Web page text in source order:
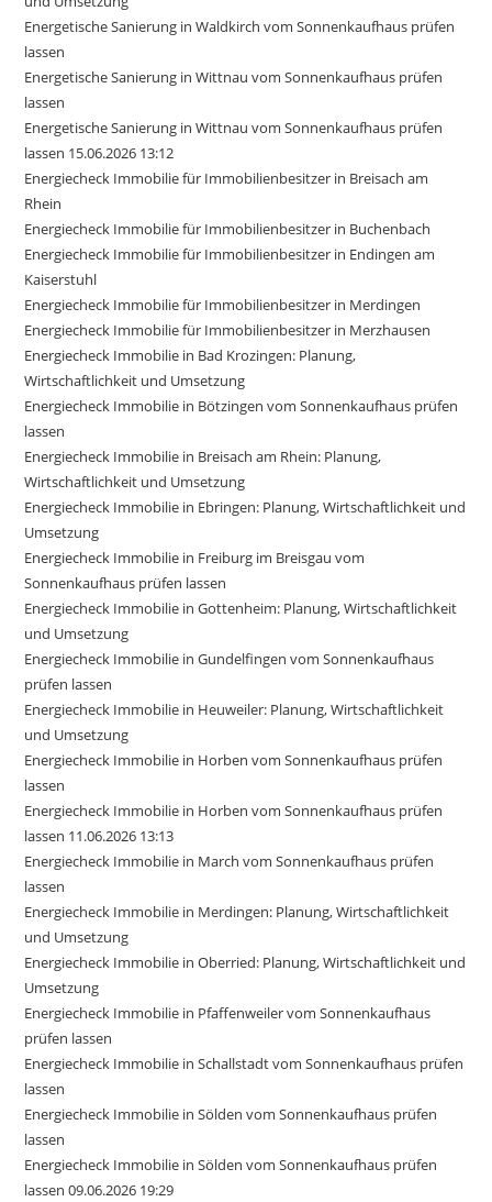
Energetische Sanierung in Waldkirch vom Sonnenkaufhaus prüfen
lassen
Energetische Sanierung in Wittnau vom Sonnenkaufhaus prüfen
lassen
Energetische Sanierung in Wittnau vom Sonnenkaufhaus prüfen
lassen 15.06.2026 13:12
Energiecheck Immobilie für Immobilienbesitzer in Breisach am
Rhein
Energiecheck Immobilie für Immobilienbesitzer in Buchenbach
Energiecheck Immobilie für Immobilienbesitzer in Endingen am
Kaiserstuhl
Energiecheck Immobilie für Immobilienbesitzer in Merdingen
Energiecheck Immobilie für Immobilienbesitzer in Merzhausen
Energiecheck Immobilie in Bad Krozingen: Planung,
Wirtschaftlichkeit und Umsetzung
Energiecheck Immobilie in Bötzingen vom Sonnenkaufhaus prüfen
lassen
Energiecheck Immobilie in Breisach am Rhein: Planung,
Wirtschaftlichkeit und Umsetzung
Energiecheck Immobilie in Ebringen: Planung, Wirtschaftlichkeit und
Umsetzung
Energiecheck Immobilie in Freiburg im Breisgau vom
Sonnenkaufhaus prüfen lassen
Energiecheck Immobilie in Gottenheim: Planung, Wirtschaftlichkeit
und Umsetzung
Energiecheck Immobilie in Gundelfingen vom Sonnenkaufhaus
prüfen lassen
Energiecheck Immobilie in Heuweiler: Planung, Wirtschaftlichkeit
und Umsetzung
Energiecheck Immobilie in Horben vom Sonnenkaufhaus prüfen
lassen
Energiecheck Immobilie in Horben vom Sonnenkaufhaus prüfen
lassen 11.06.2026 13:13
Energiecheck Immobilie in March vom Sonnenkaufhaus prüfen
lassen
Energiecheck Immobilie in Merdingen: Planung, Wirtschaftlichkeit
und Umsetzung
Energiecheck Immobilie in Oberried: Planung, Wirtschaftlichkeit und
Umsetzung
Energiecheck Immobilie in Pfaffenweiler vom Sonnenkaufhaus
prüfen lassen
Energiecheck Immobilie in Schallstadt vom Sonnenkaufhaus prüfen
lassen
Energiecheck Immobilie in Sölden vom Sonnenkaufhaus prüfen
lassen
Energiecheck Immobilie in Sölden vom Sonnenkaufhaus prüfen
lassen 09.06.2026 19:29